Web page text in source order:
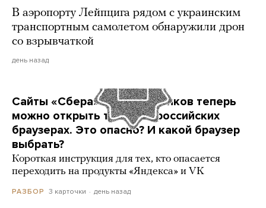
В аэропорту Лейпцига рядом с украинским
транспортным самолетом обнаружили дрон
со взрывчаткой
день назад
Сайты «Сбера» и других банков теперь
можно открыть только в российских
браузерах. Это опасно? И какой браузер
выбрать?
Короткая инструкция для тех, кто опасается
переходить на продукты «Яндекса» и VK
РАЗБОР 3 карточки день назад